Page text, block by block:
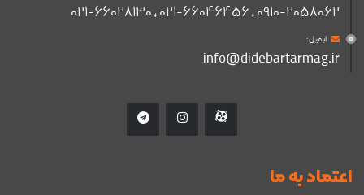
۰۹۱۰-۲۰۵۸۰۶۲ , ۰۲۱-۶۶۰۴۶۴۵۶ , ۰۲۱-۶۶۰۲۸۱۳۰
ایمیل :
info@didebartarmag.ir
اعتماد به ما